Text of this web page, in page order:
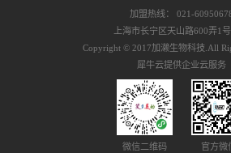
恶化的环境。
决这些问题。
疗法）的概念是空
（抑制热的上升）
作出来。 特别地，
Tappling®（
长时间给予适...
到辅助修复损伤组
膜，韧带和关节周
体力学理论加濑博
人流体力学理论是
的纤细筋膜的性质
加盟热线： 021-
上海市长宁区天山路600弄1
Copyright © 2017加濑生物科技.All
犀牛云提供企业云服务
微信二维码 官方微